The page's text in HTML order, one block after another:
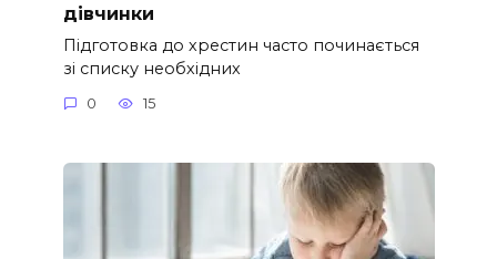
дівчинки
Підготовка до хрестин часто починається
зі списку необхідних
0 15